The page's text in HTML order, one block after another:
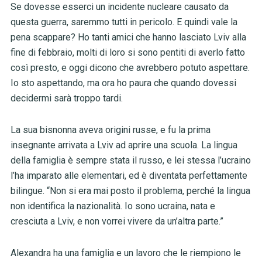
Se dovesse esserci un incidente nucleare causato da
questa guerra, saremmo tutti in pericolo. E quindi vale la
pena scappare? Ho tanti amici che hanno lasciato Lviv alla
fine di febbraio, molti di loro si sono pentiti di averlo fatto
così presto, e oggi dicono che avrebbero potuto aspettare.
Io sto aspettando, ma ora ho paura che quando dovessi
decidermi sarà troppo tardi.
La sua bisnonna aveva origini russe, e fu la prima
insegnante arrivata a Lviv ad aprire una scuola. La lingua
della famiglia è sempre stata il russo, e lei stessa l’ucraino
l’ha imparato alle elementari, ed è diventata perfettamente
bilingue. “Non si era mai posto il problema, perché la lingua
non identifica la nazionalità. Io sono ucraina, nata e
cresciuta a Lviv, e non vorrei vivere da un’altra parte.”
Alexandra ha una famiglia e un lavoro che le riempiono le